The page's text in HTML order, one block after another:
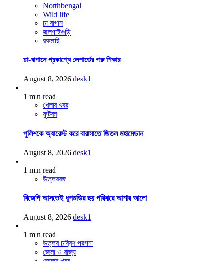
Northbengal
Wild life
চা বাগান
জলপাইগুড়ি
রকমারি
চা-বাগানে প্রকাশ্যে লেপার্ডের গরু শিকার
August 8, 2026 desk1
1 min read
খেলার খবর
ফুটবল
পুলিশকে অ্যারেস্ট করে বারাসাতে জিতল মহামেডান
August 8, 2026 desk1
1 min read
উত্তরবঙ্গ
বিজেপি আসতেই ধূপগুড়ির ছয় পরিবারে আশার আলো
August 8, 2026 desk1
1 min read
উত্তর চব্বিশ পরগনা
জেলা ও রাজ্য